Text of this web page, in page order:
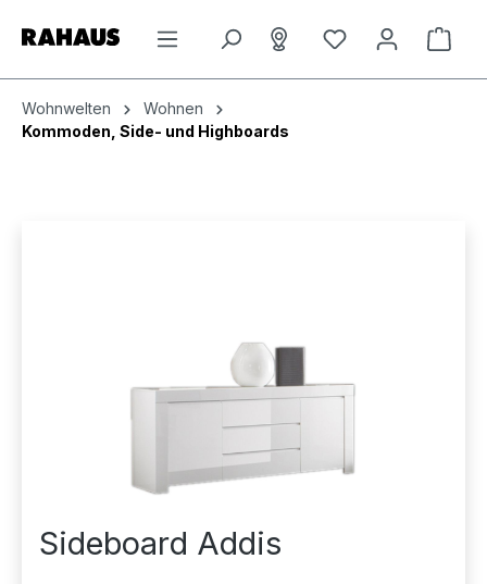
Du hast 0
Wohnwelten
Wohnen
Kommoden, Side- und Highboards
Sideboard Addis